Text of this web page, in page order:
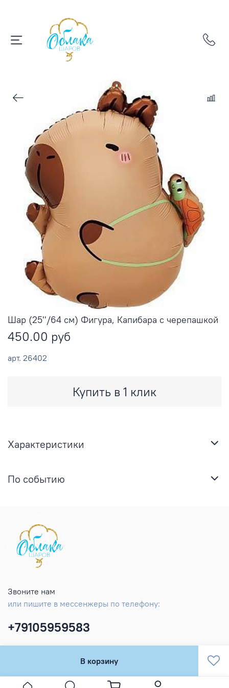
арт. 26402
Шар (25''/64 см) Фигура, Капибара с черепашкой
450.00 руб
В корзину
Купить в 1 клик
Характеристики
По событию
Звоните нам
или пишите в мессенжеры по телефону:
+79105959583